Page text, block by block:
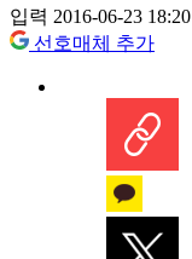
입력 2016-06-23 18:20
선호매체 추가